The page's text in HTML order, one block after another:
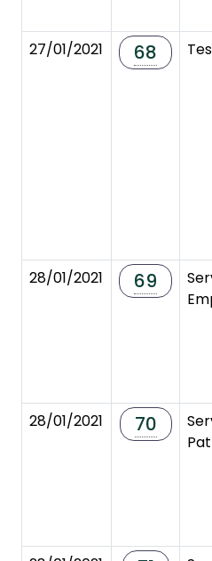
27/01/2021
68
28/01/2021
69
28/01/2021
70